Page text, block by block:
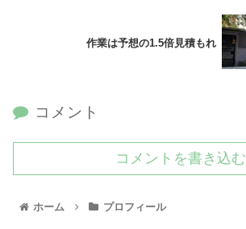
作業は予想の1.5倍見積もれ
コメント
コメントを書き込む
ホーム プロフィール